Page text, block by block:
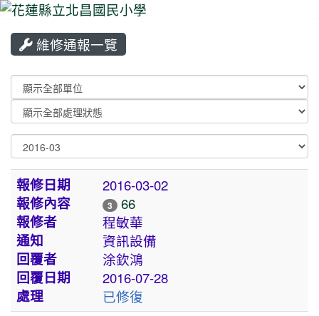
維修通報一覽
List Repair
選擇後會自動跳轉頁面：通知單位
選擇後會自動跳轉頁面：處理狀況
選擇後會自動跳轉頁面：月報表
維修通報一覽
報修日期 2016-03-02
報修內容 3 66
報修者 程敏華
通知 資訊設備
回覆者 涂欽鴻
回覆日期 2016-07-28
處理 已修復